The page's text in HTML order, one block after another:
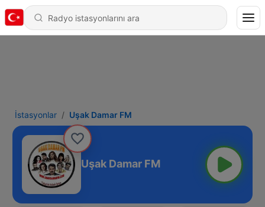
İstasyonlar Uşak Damar FM
Uşak Damar FM